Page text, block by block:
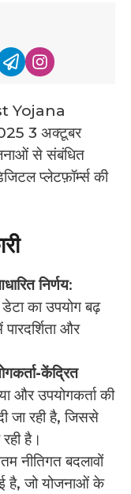
Yojana
3 अक्टूबर
से संबंधित
प्लेटफ़ॉर्म्स की
निर्णय:
का उपयोग बढ़
और
केंद्रित
और उपयोगकर्ता की
जा रही है, जिससे
है।
नीतिगत बदलावों
है, जो योजनाओं के